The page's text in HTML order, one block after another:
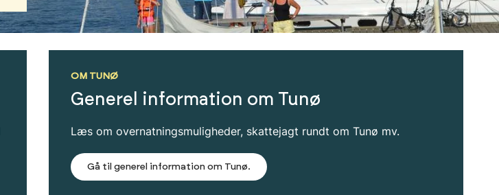
OM TUNØ
Generel information om Tunø
Læs om overnatningsmuligheder, skattejagt rundt om Tunø mv.
Gå til generel information om Tunø.